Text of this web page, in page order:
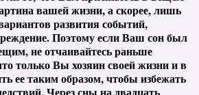
вашей жизни, а скорее, лишь
развития событий,
Поэтому если Ваш сон был
не отчаивайтесь раньше
только Вы хозяин своей жизни и в
ее таким образом, чтобы избежать
Через сны на двадцать